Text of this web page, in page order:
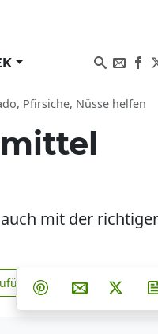
Pfirsiche, Nüsse helfen
mit der
Google hinzufügen
Teilen auf
Teilen
Teilen aufPer E-Mail
Post